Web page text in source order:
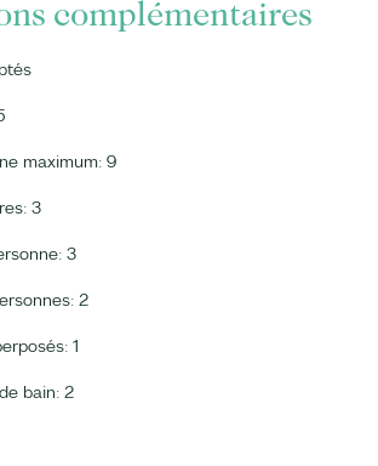
complémentaires
maximum: 9
3
3
2
1
bain: 2